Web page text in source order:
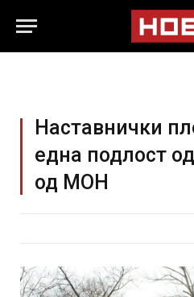
Наставнички
една подлост
од МОН